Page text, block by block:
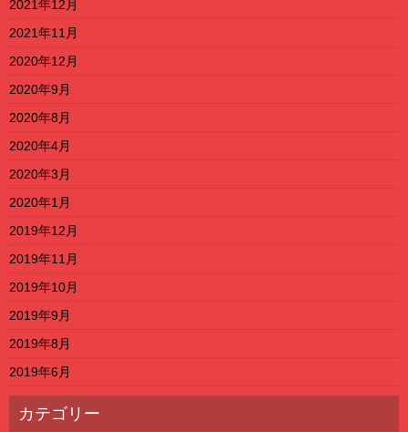
2021年12月
2021年11月
2020年12月
2020年9月
2020年8月
2020年4月
2020年3月
2020年1月
2019年12月
2019年11月
2019年10月
2019年9月
2019年8月
2019年6月
カテゴリー